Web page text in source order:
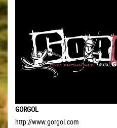
GORGOL
http://www.gorgol.com